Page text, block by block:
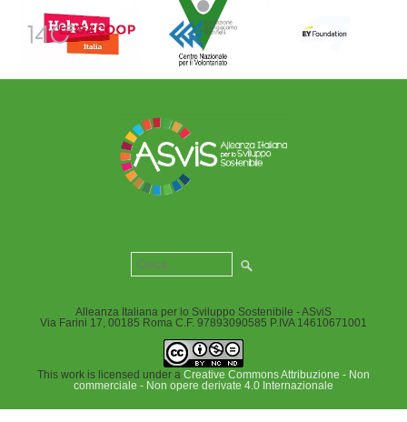
Alleanza Italiana per lo Sviluppo Sostenibile - ASviS
Via Farini 17, 00185 Roma C.F. 97893090585 P.IVA 14610671001
This work is licensed under a Creative Commons Attribuzione - Non
commerciale - Non opere derivate 4.0 Internazionale